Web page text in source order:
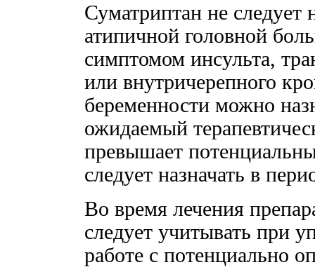
Суматриптан не следует
атипичной головной
симптомом инсульта,
или внутричерепного
беременности можно
ожидаемый
превышает
следует назначать в
Во время лечения
следует учитывать при
работе с потенциально